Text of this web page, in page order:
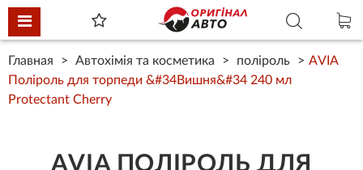
Главная Автохімія та косметика поліроль
AVIA
Поліроль для торпеди &#34Вишня&#34 240 мл
Protectant Cherry
AVIA ПОЛІРОЛЬ ДЛЯ